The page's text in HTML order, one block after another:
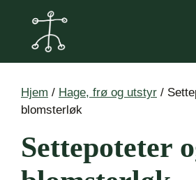
innhold
Hjem / Hage, frø og utstyr /
blomsterløk
Settepoteter